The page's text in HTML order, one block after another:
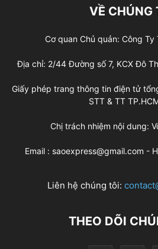
VỀ CHÚNG
Cơ quan Chủ quản: Công Ty
Địa chỉ: 2/44 Đường số 7, KCX Đô
Giấy phép trang thông tin điện tử
STT & TT
Chị trách nhiệm nội dung:
Email : saoexpress@gmail.com -
Liên hệ chúng tôi:
THEO DÕI